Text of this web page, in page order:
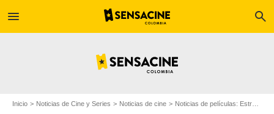
menu search
Inicio Noticias de Cine y Series Noticias de cine Noticias de películas: Estreno de película